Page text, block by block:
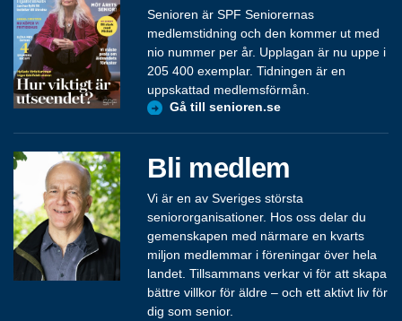
Senioren är SPF Seniorernas
medlemstidning och den kommer ut med
nio nummer per år. Upplagan är nu uppe i
205 400 exemplar. Tidningen är en
uppskattad medlemsförmån.
Gå till senioren.se
Bli medlem
Vi är en av Sveriges största
seniororganisationer. Hos oss delar du
gemenskapen med närmare en kvarts
miljon medlemmar i föreningar över hela
landet. Tillsammans verkar vi för att skapa
bättre villkor för äldre – och ett aktivt liv för
dig som senior.